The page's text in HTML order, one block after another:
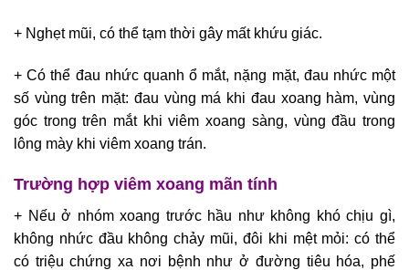
+ Nghẹt mũi, có thể tạm thời gây mất khứu giác.
+ Có thể đau nhức quanh ổ mắt, nặng mặt, đau nhức một
số vùng trên mặt: đau vùng má khi đau xoang hàm, vùng
góc trong trên mắt khi viêm xoang sàng, vùng đầu trong
lông mày khi viêm xoang trán.
Trường hợp viêm xoang mãn tính
+ Nếu ở nhóm xoang trước hầu như không khó chịu gì,
không nhức đầu không chảy mũi, đôi khi mệt mỏi: có thể
có triệu chứng xa nơi bệnh như ở đường tiêu hóa, phế